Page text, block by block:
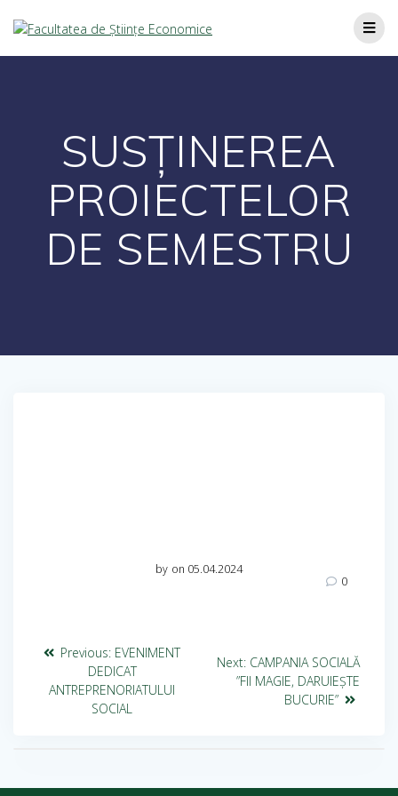
SUSȚINEREA
PROIECTELOR
DE SEMESTRU
by on 05.04.2024
0
Previous: EVENIMENT
DEDICAT
ANTREPRENORIATULUI
SOCIAL
Next: CAMPANIA SOCIALĂ
”FII MAGIE, DARUIEȘTE
BUCURIE”